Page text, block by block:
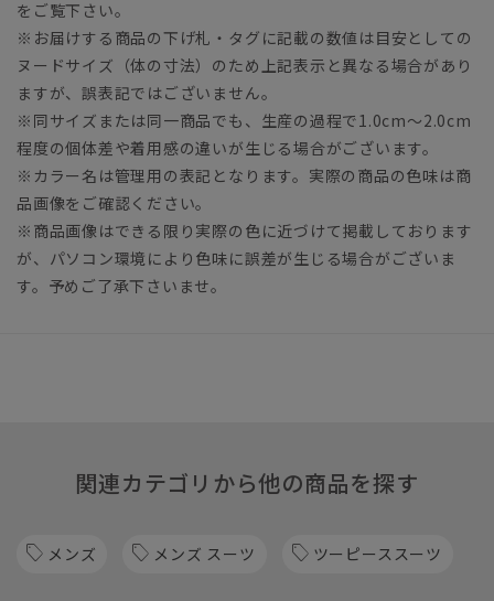
をご覧下さい。
※お届けする商品の下げ札・タグに記載の数値は目安としての
ヌードサイズ（体の寸法）のため上記表示と異なる場合があり
ますが、誤表記ではございません。
※同サイズまたは同一商品でも、生産の過程で1.0cm～2.0cm
程度の個体差や着用感の違いが生じる場合がございます。
※カラー名は管理用の表記となります。実際の商品の色味は商
品画像をご確認ください。
※商品画像はできる限り実際の色に近づけて掲載しております
が、パソコン環境により色味に誤差が生じる場合がございま
す。予めご了承下さいませ。
関連カテゴリから他の商品を探す
メンズ メンズ スーツ ツーピーススーツ